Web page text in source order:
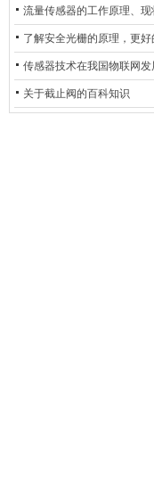
流量传感器的工作原理、现
其发展前景
了解安全光栅的原理，更好
用安全光栅
传感器技术在我国物联网发
的地位*
关于截止阀的百科知识